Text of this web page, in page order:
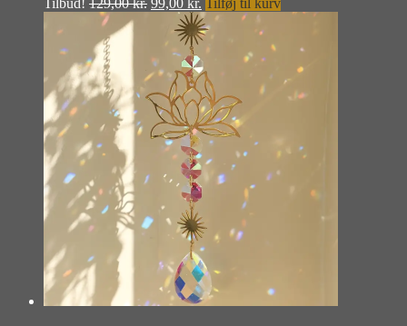
oprindelige
129,00 kr..
aktuelle
pris
er:
99,00 kr..